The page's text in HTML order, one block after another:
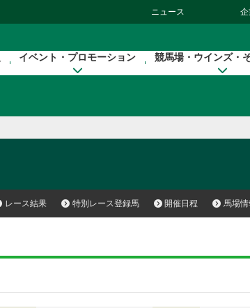
ニュース 企
イベント・プロモーション 競馬場・ウインズ・
レース結果 特別レース登録馬 開催日程 馬場情